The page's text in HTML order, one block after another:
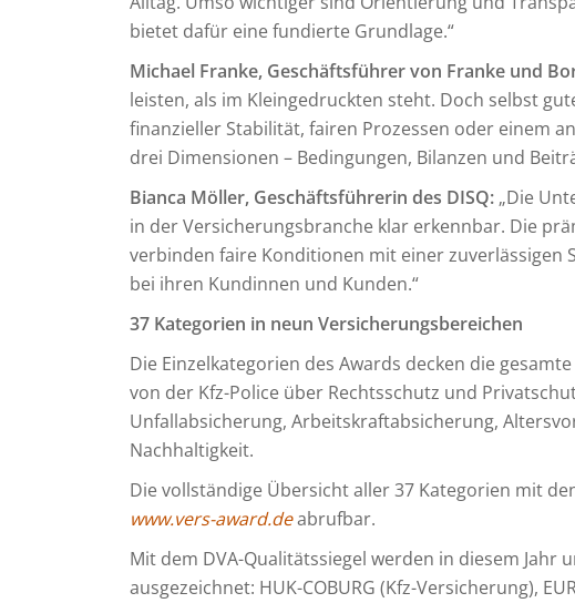
bietet dafür eine fundierte Grundlage.“
Michael Franke, Geschäftsführer von Franke und
leisten, als im Kleingedruckten steht. Doch selbst
finanzieller Stabilität, fairen Prozessen oder einem
drei Dimensionen – Bedingungen, Bilanzen und
Bianca Möller, Geschäftsführerin des DISQ: „Die
in der Versicherungsbranche klar erkennbar. Die
verbinden faire Konditionen mit einer zuverlässigen
bei ihren Kundinnen und Kunden.“
37 Kategorien in neun Versicherungsbereichen
Die Einzelkategorien des Awards decken die
von der Kfz-Police über Rechtsschutz und
Unfallabsicherung, Arbeitskraftabsicherung,
Nachhaltigkeit.
Die vollständige Übersicht aller 37 Kategorien mit
www.vers-award.deabrufbar.
Mit dem DVA-Qualitätssiegel werden in diesem
ausgezeichnet: HUK-COBURG (Kfz-Versicherung),